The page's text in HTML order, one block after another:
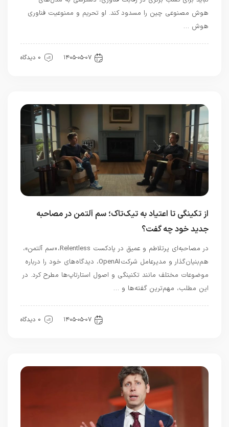
هوش مصنوعی چین را مسدود کند. او تحریم و ممنوعیت فناوری
هوش …
۱۴۰۵-۰۵-۰۷ 0 دیدگاه
از تکینگی تا اعتیاد به تیک‌تاک؛ سم آلتمن در مصاحبه
جدید خود چه گفت؟
در مصاحبه‌ای پرتلاطم و عمیق در پادکست Relentless، «سم آلتمن»،
هم‌بنیان‌گذار و مدیرعامل شرکت OpenAI، دیدگاه‌های خود را درباره
موضوعات مختلف مانند تکنینگی و اصول استارتاپ‌ها مطرح کرد. در
این مطلب، مهم‌ترین گفته‌ها و …
۱۴۰۵-۰۵-۰۷ 0 دیدگاه